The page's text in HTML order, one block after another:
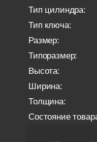
Тип цилиндра:
Тип ключа:
Размер:
Типоразмер:
Высота:
Ширина:
Толщина:
Состояние